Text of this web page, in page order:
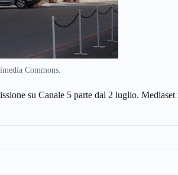
Commons.
su Canale 5 parte dal 2 luglio.